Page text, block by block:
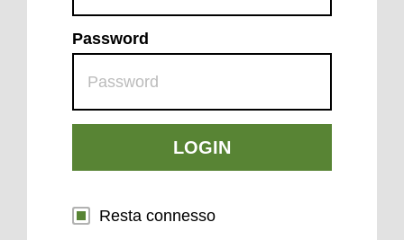
Password
LOGIN
Resta connesso